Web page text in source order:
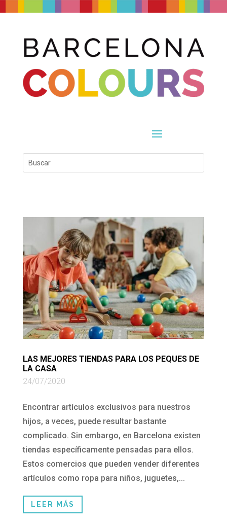
LAS MEJORES TIENDAS PARA LOS PEQUES DE
LA CASA
24/07/2020
Encontrar artículos exclusivos para nuestros
hijos, a veces, puede resultar bastante
complicado. Sin embargo, en Barcelona existen
tiendas específicamente pensadas para ellos.
Estos comercios que pueden vender diferentes
artículos como ropa para niños, juguetes,...
LEER MÁS